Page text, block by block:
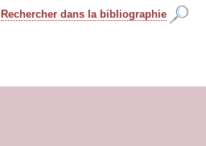
Rechercher dans la bibliographie